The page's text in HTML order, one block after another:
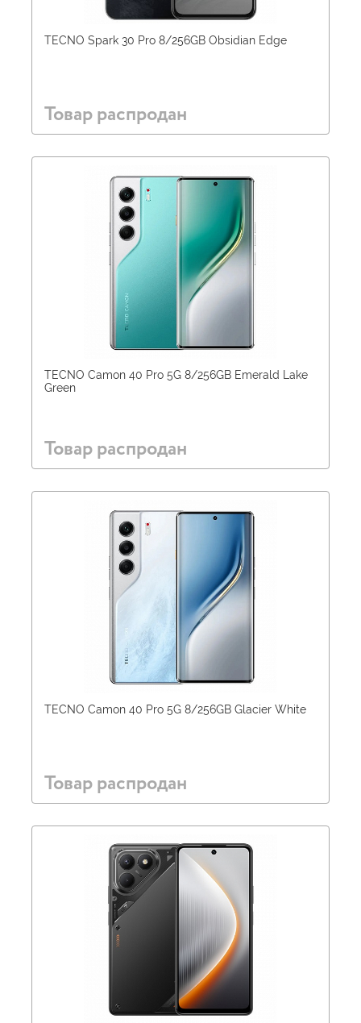
TECNO Spark 30 Pro 8/256GB Obsidian Edge
Товар распродан
TECNO Camon 40 Pro 5G 8/256GB Emerald Lake
Green
Товар распродан
TECNO Camon 40 Pro 5G 8/256GB Glacier White
Товар распродан